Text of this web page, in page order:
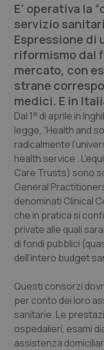
Scienza e Farmaci
Studi e Analisi
Lettere al
Edizioni
QS Pro
Professionisti
Abruzzo
Basilicata
Campania
Emilia-
QS Pro Gold
Artrite &
Car-T
Colesterolo
QS Club
E’ operativa la
servizio
Espressione di
riformismo dal
mercato, con
strane
medici. E in
Dal 1° di aprile in
legge, ”Health and
radicalmente
health service .
Care Trusts) sono
General
denominati Clinical
che in pratica si
private alle quali
di fondi pubblici
dell’intero budget
Questi consorzi
per conto dei loro
sanitarie. Le
ospedalieri, esami
assistenza